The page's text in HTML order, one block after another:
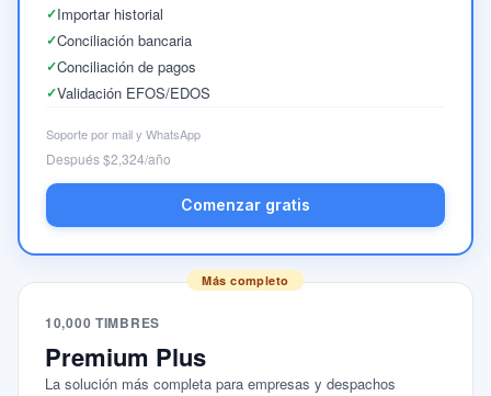
Importar historial
Conciliación bancaria
Conciliación de pagos
Validación EFOS/EDOS
Soporte por mail y WhatsApp
Después $2,324/año
Comenzar gratis
Más completo
10,000 TIMBRES
Premium Plus
La solución más completa para empresas y despachos